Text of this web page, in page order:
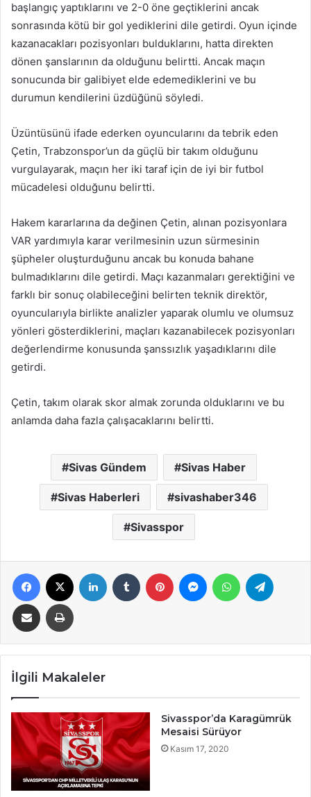
başlangıç yaptıklarını ve 2-0 öne geçtiklerini ancak
sonrasında kötü bir gol yediklerini dile getirdi. Oyun içinde
kazanacakları pozisyonları bulduklarını, hatta direkten
dönen şanslarının da olduğunu belirtti. Ancak maçın
sonucunda bir galibiyet elde edemediklerini ve bu
durumun kendilerini üzdüğünü söyledi.
Üzüntüsünü ifade ederken oyuncularını da tebrik eden
Çetin, Trabzonspor’un da güçlü bir takım olduğunu
vurgulayarak, maçın her iki taraf için de iyi bir futbol
mücadelesi olduğunu belirtti.
Hakem kararlarına da değinen Çetin, alınan pozisyonlara
VAR yardımıyla karar verilmesinin uzun sürmesinin
şüpheler oluşturduğunu ancak bu konuda bahane
bulmadıklarını dile getirdi. Maçı kazanmaları gerektiğini ve
farklı bir sonuç olabileceğini belirten teknik direktör,
oyuncularıyla birlikte analizler yaparak olumlu ve olumsuz
yönleri gösterdiklerini, maçları kazanabilecek pozisyonları
değerlendirme konusunda şanssızlık yaşadıklarını dile
getirdi.
Çetin, takım olarak skor almak zorunda olduklarını ve bu
anlamda daha fazla çalışacaklarını belirtti.
Sivas Gündem Sivas Haber
Sivas Haberleri sivashaber346
Sivasspor
Facebook LinkedIn Tumblr Pinterest MessengerWhatsApp
E-Posta ile paylaş Yazdır
İlgili Makaleler
Sivasspor’da Karagümrük
Mesaisi Sürüyor
Kasım 17, 2020